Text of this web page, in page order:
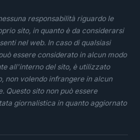
responsabilità riguardo le
sito, in quanto è da considerarsi
nel web. In caso di qualsiasi
essere considerato in alcun modo
all'interno del sito, è utilizzato
non volendo infrangere in alcun
Questo sito non può essere
giornalistica in quanto aggiornato